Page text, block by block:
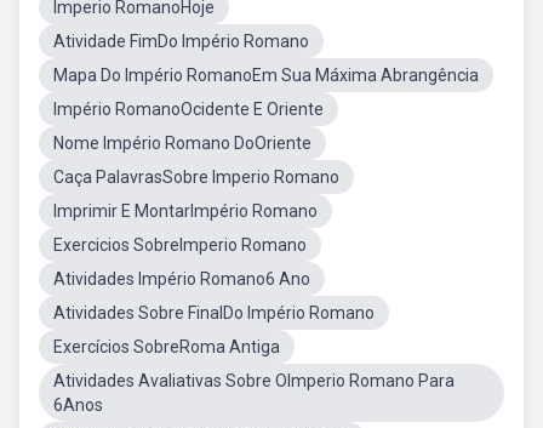
Imperio RomanoHoje
Atividade FimDo Império Romano
Mapa Do Império RomanoEm Sua Máxima Abrangência
Império RomanoOcidente E Oriente
Nome Império Romano DoOriente
Caça PalavrasSobre Imperio Romano
Imprimir E MontarImpério Romano
Exercicios SobreImperio Romano
Atividades Império Romano6 Ano
Atividades Sobre FinalDo Império Romano
Exercícios SobreRoma Antiga
Atividades Avaliativas Sobre OImperio Romano Para
6Anos